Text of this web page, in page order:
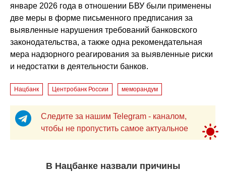
январе 2026 года в отношении БВУ были применены
две меры в форме письменного предписания за
выявленные нарушения требований банковского
законодательства, а также одна рекомендательная
мера надзорного реагирования за выявленные риски
и недостатки в деятельности банков.
Нацбанк Центробанк России меморандум
Следите за нашим Telegram - каналом,
чтобы не пропустить самое актуальное
В Нацбанке назвали причины